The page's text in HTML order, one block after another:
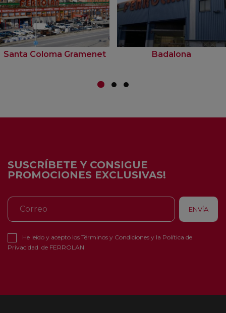
Santa Coloma Gramenet Badalona
SUSCRÍBETE Y CONSIGUE
PROMOCIONES EXCLUSIVAS!
He leído y acepto los Términos y Condiciones y la Política de
Privacidad de FERROLAN